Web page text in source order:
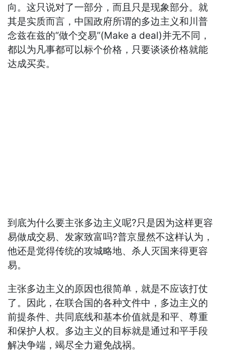
向。这只说对了一部分，而且只是现象部分。就
其是实质而言，中国政府所谓的多边主义和川普
念兹在兹的“做个交易”(Make a deal)并无不同，
都以为凡事都可以标个价格，只要谈谈价格就能
达成买卖。
到底为什么要主张多边主义呢?只是因为这样更容
易做成交易、发家致富吗?普京显然不这样认为，
他还是觉得传统的攻城略地、杀人灭国来得更容
易。
主张多边主义的原因也很简单，就是不应该打仗
了。因此，在联合国的各种文件中，多边主义的
前提条件、共同底线和基本价值就是和平、尊重
和保护人权。多边主义的目标就是通过和平手段
解决争端，竭尽全力避免战祸。